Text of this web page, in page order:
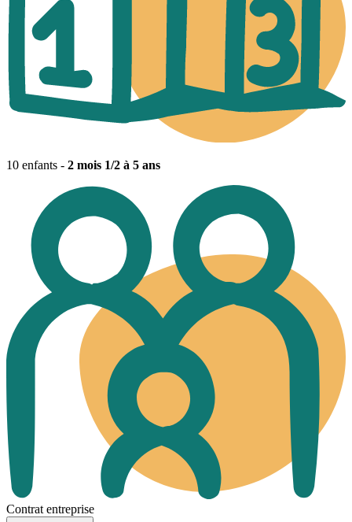
10 enfants - 2 mois 1/2 à 5 ans
Contrat entreprise